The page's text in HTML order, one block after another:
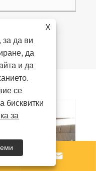

X
за да ви
да
и да
се
бисквитки
за